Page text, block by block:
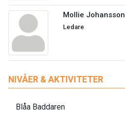
Mollie Johansson
Ledare
NIVÅER & AKTIVITETER
Blåa Baddaren